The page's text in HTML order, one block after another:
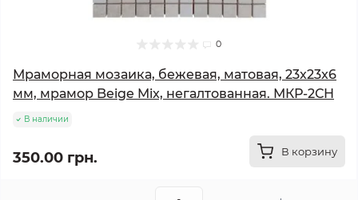
0
Мраморная мозаика, бежевая, матовая, 23x23x6
мм, мрамор Beige Mix, негалтованная. МКР-2СН
В наличии
350.00 грн. В корзину